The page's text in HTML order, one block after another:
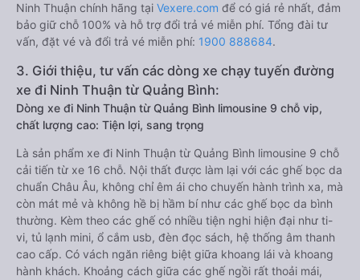
Ninh Thuận chính hãng tại Vexere.com để có giá rẻ nhất, đảm
bảo giữ chỗ 100% và hỗ trợ đổi trả vé miễn phí. Tổng đài tư
vấn, đặt vé và đổi trả vé miễn phí: 1900 888684.
3. Giới thiệu, tư vấn các dòng xe chạy tuyến đường
xe đi Ninh Thuận từ Quảng Bình:
Dòng xe đi Ninh Thuận từ Quảng Bình limousine 9 chỗ vip,
chất lượng cao: Tiện lợi, sang trọng
Là sản phẩm xe đi Ninh Thuận từ Quảng Bình limousine 9 chỗ
cải tiến từ xe 16 chỗ. Nội thất được làm lại với các ghế bọc da
chuẩn Châu Âu, không chỉ êm ái cho chuyến hành trình xa, mà
còn mát mẻ và không hề bị hầm bí như các ghế bọc da bình
thường. Kèm theo các ghế có nhiều tiện nghi hiện đại như ti-
vi, tủ lạnh mini, ổ cắm usb, đèn đọc sách, hệ thống âm thanh
cao cấp. Có vách ngăn riêng biệt giữa khoang lái và khoang
hành khách. Khoảng cách giữa các ghế ngồi rất thoải mái,